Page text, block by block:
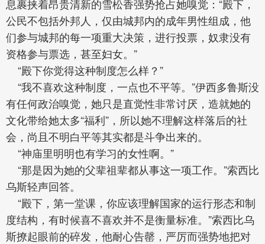
息裹挟着昂贵清新的雪松香强势抢占她嗅觉：“殿下，
公民不包括外邦人，仅由城邦内的成年男性组成，他
们参与城邦的每一项重大决策，进行投票，奴隶没有
资格参与票选，甚至妇女。”
“殿下你觉得这种制度怎么样？”
“我不喜欢这种制度，一点也不平等。”伊西多鲁斯没
有任何政治嗅觉，她只是直觉性非常讨厌，造就她的
文化带给她太多“福利”，所以她不理解这样落后的社
会，尚且不明白平等其实都是斗争出来的。
“神庙里明明也有学习的女性啊。”
“那是因为她的父辈祖辈都从事这一项工作。”索西比
乌斯轻声回答。
“殿下，第一堂课，你应该理解国家的运行形态和制
度结构，有时候喜不喜欢并不是衡量标准。”索西比乌
斯撩起眼前的碎发，他耐心告罄，严厉而强势地把对